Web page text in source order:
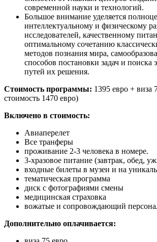
современной науки и технологий.
Большое внимание уделяется
интеллектуальному и физическому
исследователей, качественному
оптимальному сочетанию
методов познания мира,
способов постановки задач и
путей их решения.
Стоимость программы: 1395 евро + виза
стоимость 1470 евро)
Включено в стоимость:
Авиаперелет
Все транферы
проживание 2-3 человека в номере.
3-хразовое питание (завтрак, обед,
входные билеты в музеи и на
тематическая программа
диск с фотографиями смены
медицинская страховка
вожатые и сопровождающий
Дополнительно оплачивается: